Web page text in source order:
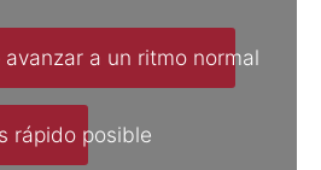
a un ritmo normal
posible